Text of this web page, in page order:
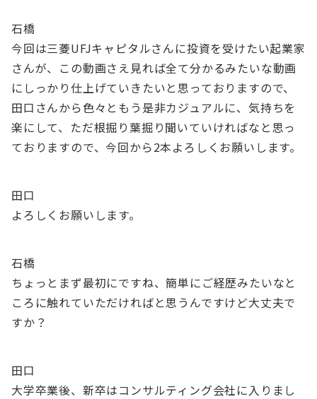
石橋
今回は三菱UFJキャピタルさんに投資を受けたい起業家
さんが、この動画さえ見れば全て分かるみたいな動画
にしっかり仕上げていきたいと思っておりますので、
田口さんから色々ともう是非カジュアルに、気持ちを
楽にして、ただ根掘り葉掘り聞いていければなと思っ
ておりますので、今回から2本よろしくお願いします。
田口
よろしくお願いします。
石橋
ちょっとまず最初にですね、簡単にご経歴みたいなと
ころに触れていただければと思うんですけど大丈夫で
すか？
田口
大学卒業後、新卒はコンサルティング会社に入りまし